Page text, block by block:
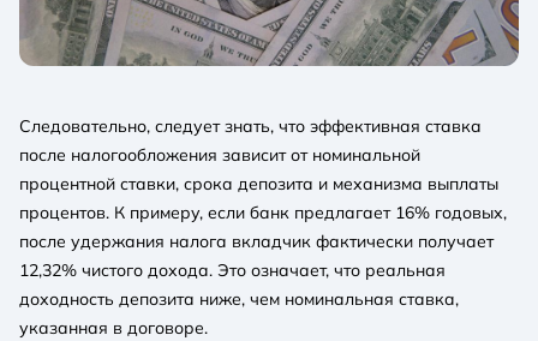
Следовательно, следует знать, что эффективная ставка
после налогообложения зависит от номинальной
процентной ставки, срока депозита и механизма выплаты
процентов. К примеру, если банк предлагает 16% годовых,
после удержания налога вкладчик фактически получает
12,32% чистого дохода. Это означает, что реальная
доходность депозита ниже, чем номинальная ставка,
указанная в договоре.